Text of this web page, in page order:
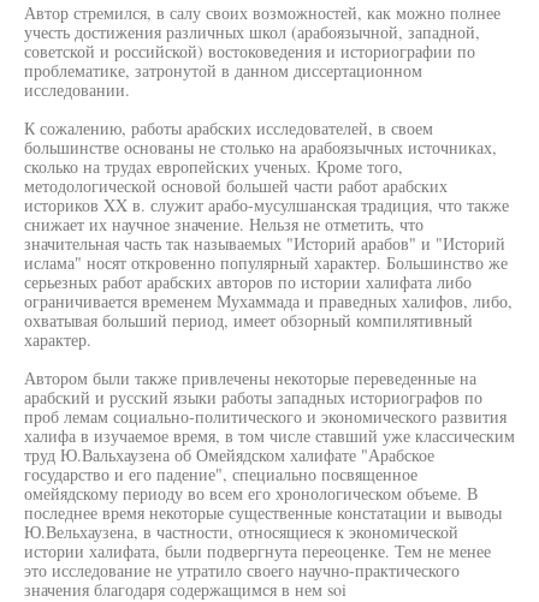
Автор стремился, в салу своих возможностей, как можно полнее
учесть достижения различных школ (арабоязычной, западной,
советской и российской) востоковедения и историографии по
проблематике, затронутой в данном диссертационном
исследовании.
К сожалению, работы арабских исследователей, в своем
большинстве основаны не столько на арабоязычных источниках,
сколько на трудах европейских ученых. Кроме того,
методологической основой большей части работ арабских
историков XX в. служит арабо-мусулшанская традиция, что также
снижает их научное значение. Нельзя не отметить, что
значительная часть так называемых "Историй арабов" и "Историй
ислама" носят откровенно популярный характер. Большинство же
серьезных работ арабских авторов по истории халифата либо
ограничивается временем Мухаммада и праведных халифов, либо,
охватывая больший период, имеет обзорный компилятивный
характер.
Автором были также привлечены некоторые переведенные на
арабский и русский языки работы западных историографов по
проб лемам социально-политического и экономического развития
халифа в изучаемое время, в том числе ставший уже классическим
труд Ю.Вальхаузена об Омейядском халифате "Арабское
государство и его падение", специально посвященное
омейядскому периоду во всем его хронологическом объеме. В
последнее время некоторые существенные констатации и выводы
Ю.Вельхаузена, в частности, относящиеся к экономической
истории халифата, были подвергнута переоценке. Тем не менее
это исследование не утратило своего научно-практического
значения благодаря содержащимся в нем soi